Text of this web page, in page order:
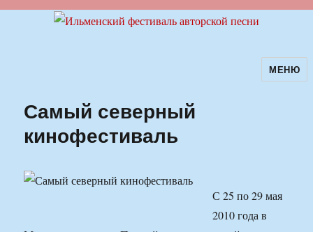
Ильменский фестиваль авторскойМЕНЮ
Самый северный
кинофестиваль
С 25 по 29 мая
2010 года в